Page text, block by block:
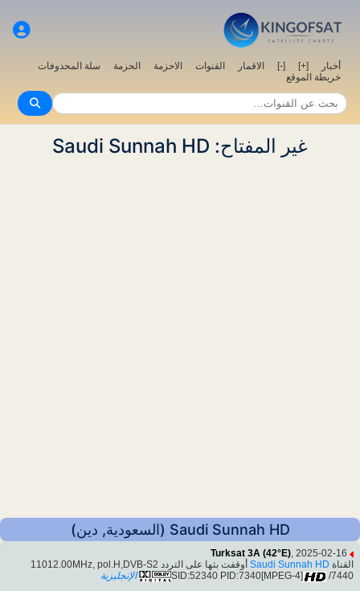
أخبار [+]
[-] الاقمار القنوات الاحزمة الحزمة
سلة المحذوفات
خريطة الموقع
غير المفتاح: Saudi Sunnah HD
Saudi Sunnah HD (السعودية, دين)
Turksat 3A (42°E), 2025-02-16
القناة Saudi Sunnah HD
أوقفت بثها على التردد 11012.00MHz, pol.H,DVB-S2
SID:52340 PID:7340[MPEG-4]
/7440
الإنجليزية